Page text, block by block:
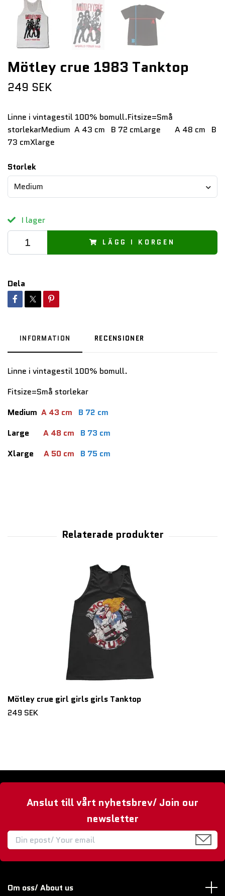
Mötley crue 1983 Tanktop
249 SEK
Linne i vintagestil 100% bomull.Fitsize=Små
storlekarMedium A 43 cm B 72 cmLarge A 48 cm B
73 cmXlarge
Storlek
Medium
I lager
LÄGG I KORGEN
Dela
INFORMATION RECENSIONER
Linne i vintagestil 100% bomull.
Fitsize=Små storlekar
Medium A 43 cm
B 72 cm
Large A 48 cm B 73 cm
Xlarge A 50 cm B 75 cm
Mötley crue girl girls girls Tanktop
249 SEK
Anslut till vårt nyhetsbrev/ Join our
newsletter
Om oss/ About us